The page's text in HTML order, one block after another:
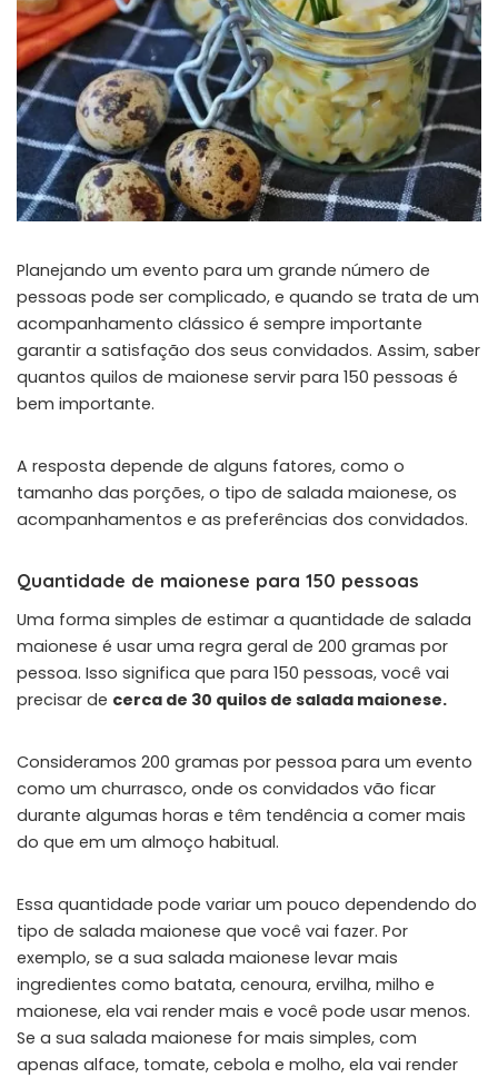
Planejando um evento para um grande número de
pessoas pode ser complicado, e quando se trata de um
acompanhamento clássico é sempre importante
garantir a satisfação dos seus convidados. Assim, saber
quantos quilos de maionese servir para 150 pessoas é
bem importante.
A resposta depende de alguns fatores, como o
tamanho das porções, o tipo de salada maionese, os
acompanhamentos e as preferências dos convidados.
Quantidade de maionese para 150 pessoas
Uma forma simples de estimar a quantidade de salada
maionese é usar uma regra geral de 200 gramas por
pessoa. Isso significa que para 150 pessoas, você vai
precisar de cerca de 30 quilos de salada maionese.
Consideramos 200 gramas por pessoa para um evento
como um churrasco, onde os convidados vão ficar
durante algumas horas e têm tendência a comer mais
do que em um almoço habitual.
Essa quantidade pode variar um pouco dependendo do
tipo de salada maionese que você vai fazer. Por
exemplo, se a sua salada maionese levar mais
ingredientes como batata, cenoura, ervilha, milho e
maionese, ela vai render mais e você pode usar menos.
Se a sua salada maionese for mais simples, com
apenas alface, tomate, cebola e molho, ela vai render